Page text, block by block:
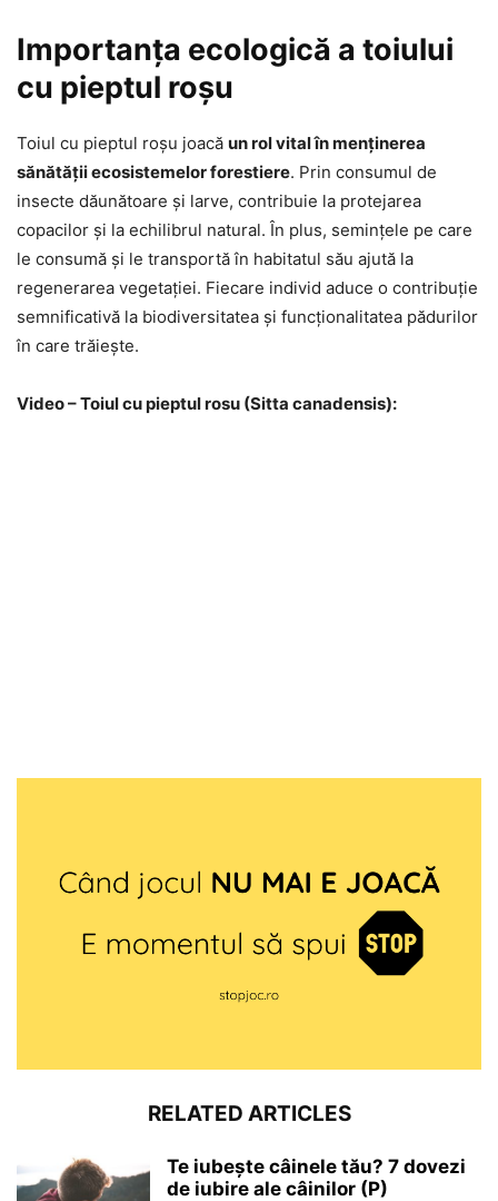
Importanța ecologică a toiului
cu pieptul roșu
Toiul cu pieptul roșu joacă un rol vital în menținerea
sănătății ecosistemelor forestiere. Prin consumul de
insecte dăunătoare și larve, contribuie la protejarea
copacilor și la echilibrul natural. În plus, semințele pe care
le consumă și le transportă în habitatul său ajută la
regenerarea vegetației. Fiecare individ aduce o contribuție
semnificativă la biodiversitatea și funcționalitatea pădurilor
în care trăiește.
Video – Toiul cu pieptul rosu (Sitta canadensis):
RELATED ARTICLES
Te iubește câinele tău? 7 dovezi
de iubire ale câinilor (P)